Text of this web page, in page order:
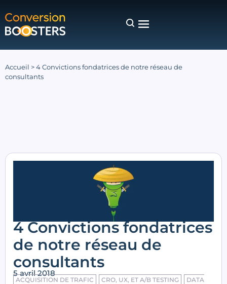
Accueil >4 Convictions fondatrices de notre réseau de
consultants
4 Convictions fondatrices
de notre réseau de
consultants
5 avril 2018
ACQUISITION DE TRAFIC CRO, UX, ET A/B TESTING
DATA